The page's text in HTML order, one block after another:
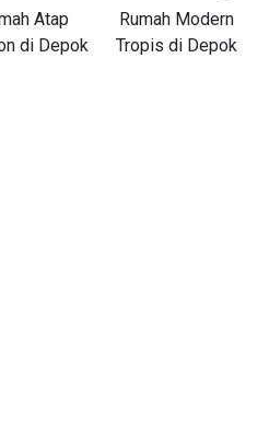
Atap
di Depok
Rumah Modern
Tropis di Depok